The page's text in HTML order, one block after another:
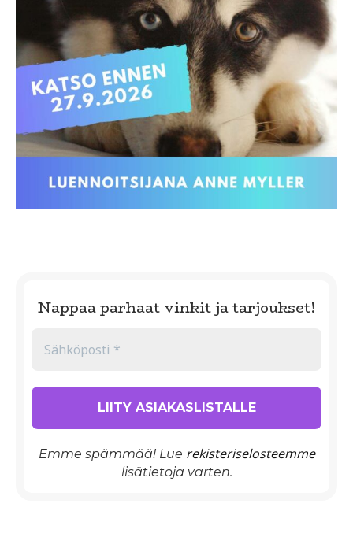
Nappaa parhaat vinkit ja tarjoukset!
Emme spämmää! Lue rekisteriselosteemme
lisätietoja varten.